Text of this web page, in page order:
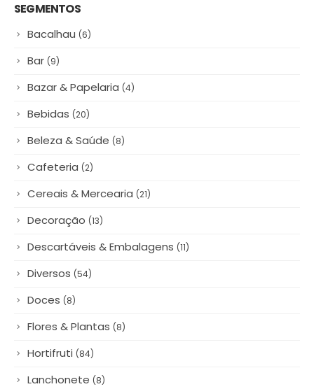
Cereais & Mercearia
Decoração(13)
Descartáveis & Embalagens
Diversos(54)
Doces(8)
Flores & Plantas (8)
Hortifruti(84)
Lanchonete(8)
Polpas & Congelados
Queijos & Laticínios(12)
Regionais(5)
Restaurantes
Salgados(1)
Serviços (46)
Vestuário & Acessórios